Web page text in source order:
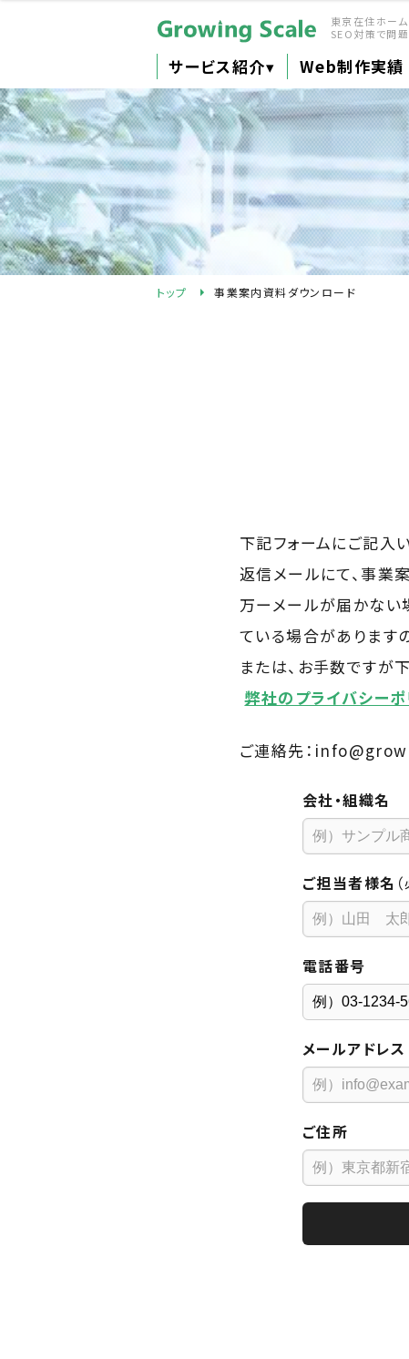
東京在住ホー
SEO対策で問
サービス紹介▾ Web制作実績
トップ 事業案内資料ダウンロード
下記フォームにご記入
返信メールにて、事業
万ーメールが届かない
ている場合があります
または、お手数ですが
弊社のプライバシーポ
ご連絡先：
会社・組織名
ご担当者様名
電話番号
メールアドレス
ご住所